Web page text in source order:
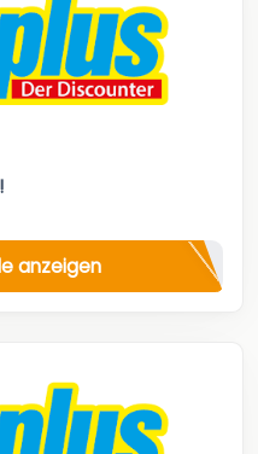
anzeigen